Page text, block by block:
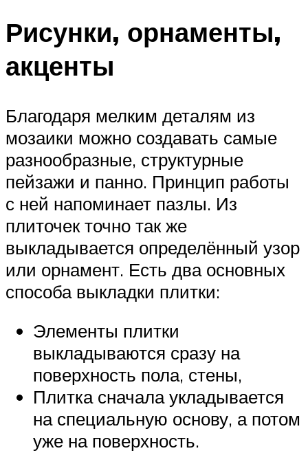
Рисунки, орнаменты,
акценты
Благодаря мелким деталям из
мозаики можно создавать самые
разнообразные, структурные
пейзажи и панно. Принцип работы
с ней напоминает пазлы. Из
плиточек точно так же
выкладывается определённый узор
или орнамент. Есть два основных
способа выкладки плитки:
Элементы плитки
выкладываются сразу на
поверхность пола, стены,
Плитка сначала укладывается
на специальную основу, а потом
уже на поверхность.